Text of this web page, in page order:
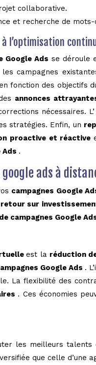
collaborative.
et recherche de mots-
l’optimisation
Google Ads se déroule
les campagnes
fonction des objectifs
annonces
nécessaires. L’
stratégies. Enfin, un
proactive et réactive
Ads .
ads à
campagnes Google
retour sur
campagnes Google
est la réduction
Google Ads .
La flexibilité des
. Ces économies
les meilleurs talents
que celle d’une